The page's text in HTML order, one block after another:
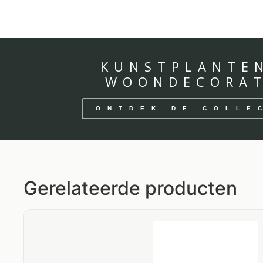
ONTDEK DE
Gerelateerde producten